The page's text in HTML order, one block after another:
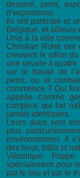
dessiné, peint,
d’expositions.
Ils ont participé et
Belgique, et ailleurs
Unis à la ville
Christian Rolet ont
creusent le sillon
une oeuvre à quatre
sur le travail de
peint, ou le
commence ? Qui
appelle comme
complice qui fait
jamais identiques.
Leurs duos sont
plus
environnement. Il
des lieux, bâtis et
Véronique
spécialement pour
par le lieu et par le